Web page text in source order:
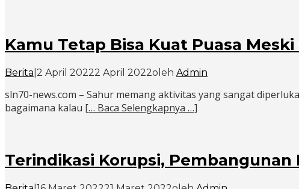
Kamu Tetap Bisa Kuat Puasa
Berita 2 April 20222 April 2022oleh Admin
sln70-news.com – Sahur memang aktivitas yang sangat
bagaimana kalau [… Baca Selengkapnya …]
Terindikasi Korupsi, Pembangunan